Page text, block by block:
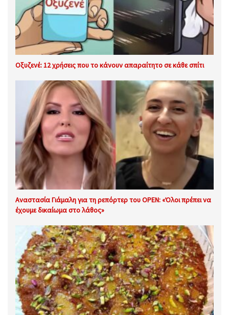
Οξυζενέ: 12 χρήσεις που το κάνουν απαραίτητο σε κάθε σπίτι
Αναστασία Γιάμαλη για τη ρεπόρτερ του OPEN: «Όλοι πρέπει να
έχουμε δικαίωμα στο λάθος»